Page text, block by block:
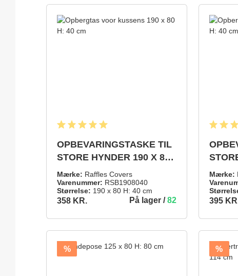
366 KR. TILFØJ TIL INDKØBSKURV403 KR.
OPBEVARINGSTASKE TIL
STORE HYNDER 190 X 80
H: 40 CM
Mærke: Raffles Covers
Varenummer: RSB1908040
Størrelse: 190 x 80 H: 40 cm
358 KR. På lager /82
358 KR. TILFØJ TIL INDKØBSKURV
H: 40
Mærke:
395
395 KR.
% %